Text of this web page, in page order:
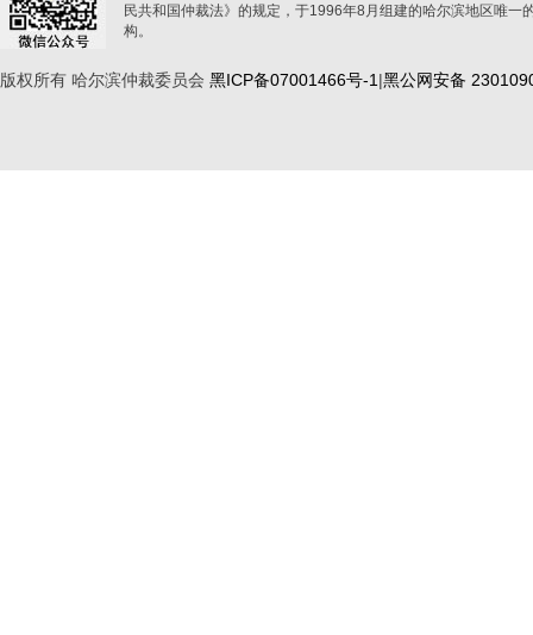
民共和国仲裁法》的规定，于1996年8月组建的哈尔滨地区唯一
构。
版权所有 哈尔滨仲裁委员会 黑ICP备07001466号-1 |黑公网安备